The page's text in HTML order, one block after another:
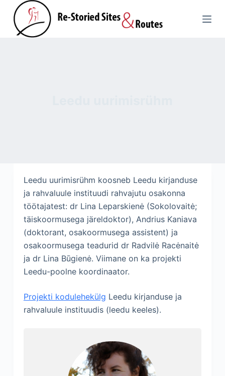
S
k
Leedu uurimisrühm koosneb Leedu kirjanduse
ja rahvaluule instituudi rahvajutu osakonna
töötajatest: dr Lina Leparskienė (Sokolovaitė;
täiskoormusega järeldoktor), Andrius Kaniava
(doktorant, osakoormusega assistent) ja
osakoormusega teadurid dr Radvilė Racėnaitė
ja dr Lina Būgienė. Viimane on ka projekti
Leedu-poolne koordinaator.
Projekti kodulehekülg Leedu kirjanduse ja
rahvaluule instituudis (leedu keeles).